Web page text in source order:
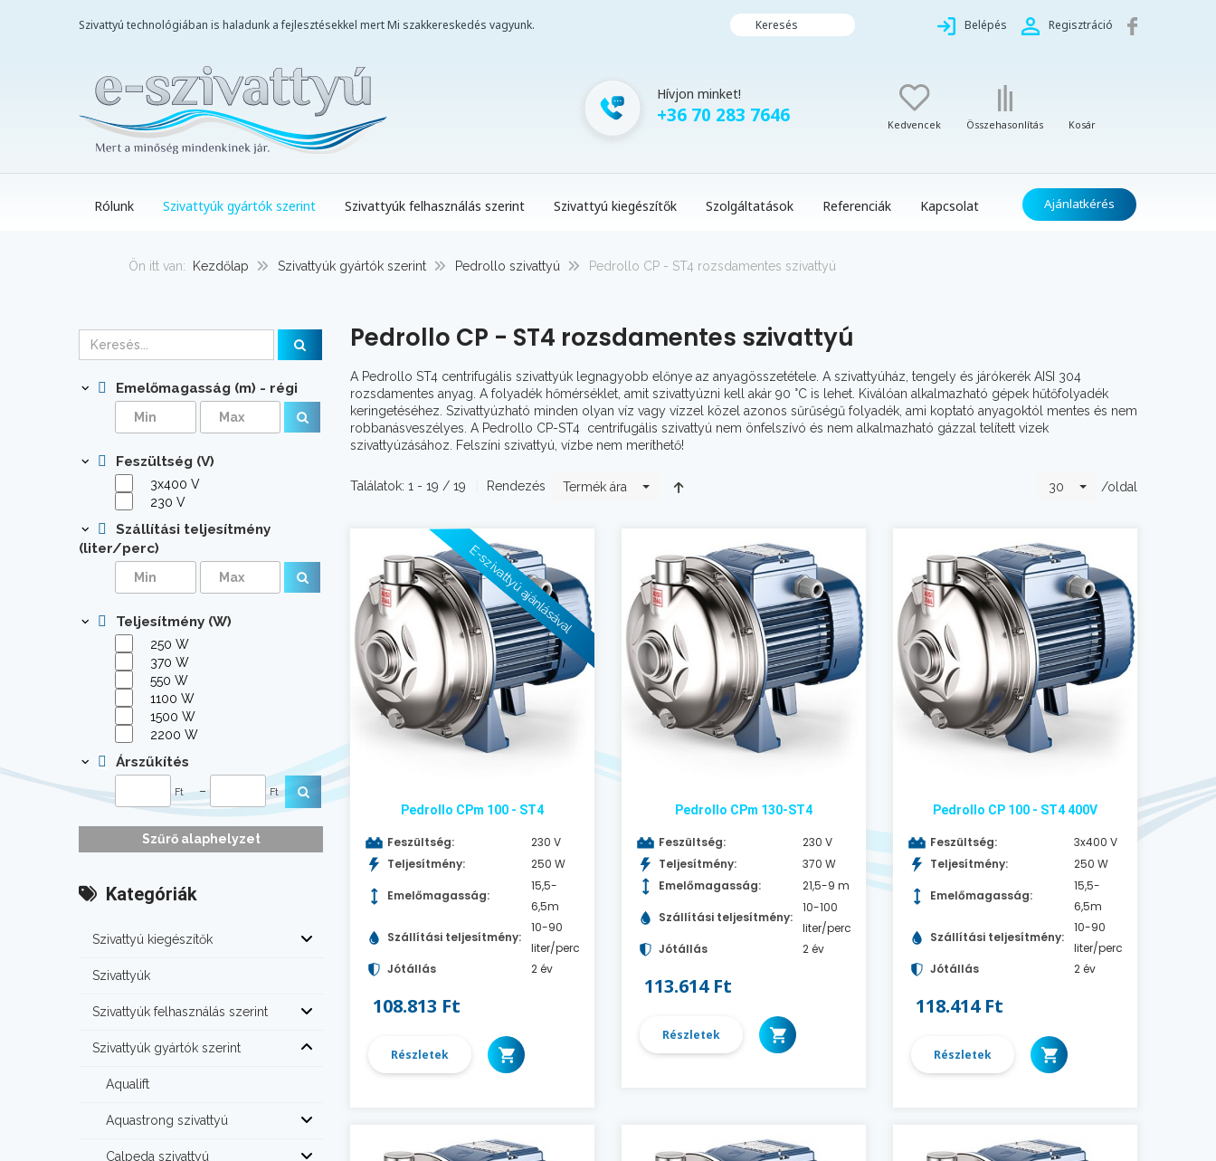
Szivattyú technológiában is haladunk a fejlesztésekkel mert Mi szakkereskedés vagyunk. Keresés Belépés Regisztráció
Hívjon minket!
+36 70 283 7646 Kedvencek Összehasonlítás Kosár
Rólunk Szivattyúk gyártók szerint Szivattyúk felhasználás szerint Szivattyú kiegészítők Szolgáltatások Referenciák Kapcsolat Ajánlatkérés
Ön itt van: Kezdőlap Szivattyúk gyártók szerint Pedrollo szivattyú Pedrollo CP - ST4 rozsdamentes szivattyú
Pedrollo CP - ST4 rozsdamentes szivattyú
A Pedrollo ST4 centrifugális szivattyúk legnagyobb előnye az anyagösszetétele. A szivattyúház, tengely és járókerék AISI 304
rozsdamentes anyag. A folyadék hőmérséklet, amit szivattyúzni kell akár 90 °C is lehet. Kiválóan alkalmazható gépek hűtőfolyadék
keringetéséhez. Szivattyúzható minden olyan víz vagy vízzel közel azonos sűrűségű folyadék, ami koptató anyagoktól mentes és nem
robbanásveszélyes. A Pedrollo CP-ST4 centrifugális szivattyú nem önfelszívó és nem alkalmazható gázzal telített vizek
szivattyúzásához. Felszíni szivattyú, vízbe nem meríthető!
Találatok: 1 - 19 / 19 Rendezés Termék ára 30 /oldal
E-szivattyú ajánlásával
Pedrollo CPm 100 - ST4
Feszültség:
230 V
Teljesítmény:
250 W
Emelőmagasság:
15,5-
6,5m
Szállítási teljesítmény:
10-90
liter/perc
Jótállás
2 év
108.813 Ft
Részletek
Pedrollo CPm 130-ST4
Feszültség:
230 V
Teljesítmény:
370 W
Emelőmagasság:
21,5-9 m
Szállítási teljesítmény:
10-100
liter/perc
Jótállás
2 év
113.614 Ft
Részletek
Pedrollo CP 100 - ST4 400V
Feszültség:
3x400 V
Teljesítmény:
250 W
Emelőmagasság:
15,5-
6,5m
Szállítási teljesítmény:
10-90
liter/perc
Jótállás
2 év
118.414 Ft
Részletek
Emelőmagasság (m) - régi
Feszültség (V)
3x400 V
230 V
Szállítási teljesítmény
(liter/perc)
Teljesítmény (W)
250 W
370 W
550 W
1100 W
1500 W
2200 W
Árszűkítés
Ft – Ft
Szűrő alaphelyzet
Kategóriák
Szivattyú kiegészítők
Szivattyúk
Szivattyúk felhasználás szerint
Szivattyúk gyártók szerint
Aqualift
Aquastrong szivattyú
Calpeda szivattyú